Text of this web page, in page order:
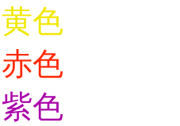
黄色
赤色
紫色